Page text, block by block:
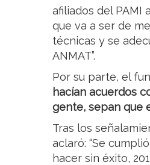
afiliados del PAMI
que va a ser de
técnicas y se
ANMAT”.
Por su parte, el
hacían acuerdos
gente, sepan que
Tras los
aclaró: “Se
hacer sin éxito,